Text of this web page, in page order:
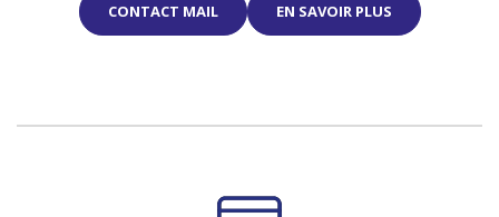
CONTACT MAIL EN SAVOIR PLUS